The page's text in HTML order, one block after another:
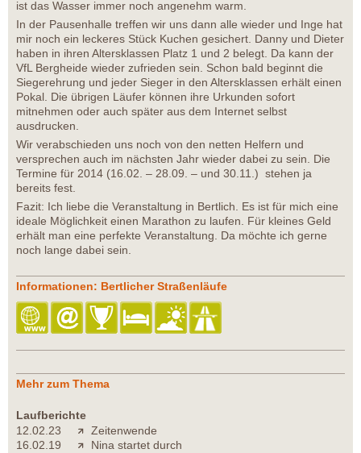
ist das Wasser immer noch angenehm warm.
In der Pausenhalle treffen wir uns dann alle wieder und Inge hat
mir noch ein leckeres Stück Kuchen gesichert. Danny und Dieter
haben in ihren Altersklassen Platz 1 und 2 belegt. Da kann der
VfL Bergheide wieder zufrieden sein. Schon bald beginnt die
Siegerehrung und jeder Sieger in den Altersklassen erhält einen
Pokal. Die übrigen Läufer können ihre Urkunden sofort
mitnehmen oder auch später aus dem Internet selbst
ausdrucken.
Wir verabschieden uns noch von den netten Helfern und
versprechen auch im nächsten Jahr wieder dabei zu sein. Die
Termine für 2014 (16.02. – 28.09. – und 30.11.) stehen ja
bereits fest.
Fazit: Ich liebe die Veranstaltung in Bertlich. Es ist für mich eine
ideale Möglichkeit einen Marathon zu laufen. Für kleines Geld
erhält man eine perfekte Veranstaltung. Da möchte ich gerne
noch lange dabei sein.
Informationen: Bertlicher Straßenläufe
Mehr zum Thema
Laufberichte
12.02.23
Zeitenwende
16.02.19
Nina startet durch